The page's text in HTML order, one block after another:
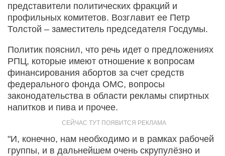
представители политических фракций и
профильных комитетов. Возглавит ее Петр
Толстой – заместитель председателя Госдумы.
Политик пояснил, что речь идет о предложениях
РПЦ, которые имеют отношение к вопросам
финансирования абортов за счет средств
федерального фонда ОМС, вопросы
законодательства в области рекламы спиртных
напитков и пива и прочее.
"И, конечно, нам необходимо и в рамках рабочей
группы, и в дальнейшем очень скрупулёзно и